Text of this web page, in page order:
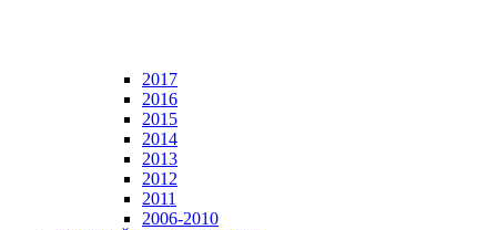
2017
2016
2015
2014
2013
2012
2011
2006-2010